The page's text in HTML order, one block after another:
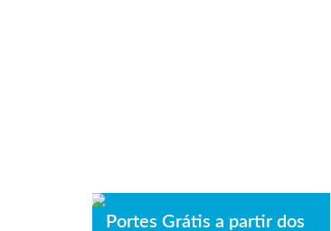
Portes Grátis a partir dos